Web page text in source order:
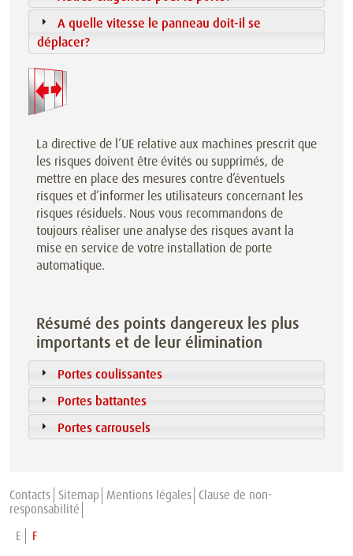
A quelle vitesse le panneau doit-il se
déplacer?
La directive de l’UE relative aux machines prescrit que
les risques doivent être évités ou supprimés, de
mettre en place des mesures contre d’éventuels
risques et d’informer les utilisateurs concernant les
risques résiduels. Nous vous recommandons de
toujours réaliser une analyse des risques avant la
mise en service de votre installation de porte
automatique.
Résumé des points dangereux les plus
importants et de leur élimination
Portes coulissantes
Portes battantes
Portes carrousels
Contacts Sitemap Mentions légales Clause de non-
responsabilité
E
F